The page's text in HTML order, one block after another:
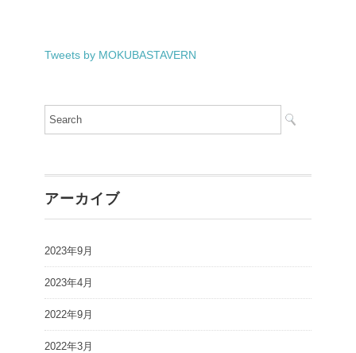
Tweets by MOKUBASTAVERN
アーカイブ
2023年9月
2023年4月
2022年9月
2022年3月